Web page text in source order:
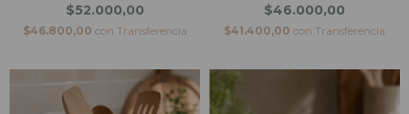
$52.000,00
$46.800,00 con Transferencia
$46.000,00
$41.400,00 con Transferencia